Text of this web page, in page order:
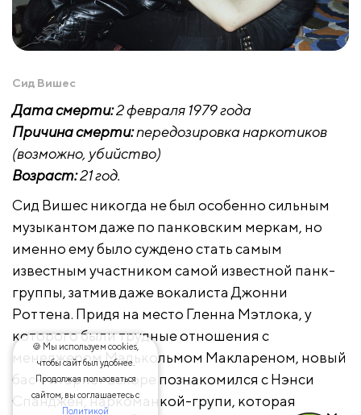
Сид Вишес
Дата смерти:2 февраля 1979 года
Причина смерти:передозировка наркотиков
(возможно, убийство)
Возраст:21 год.
Сид Вишес никогда не был особенно сильным
музыкантом даже по панковским меркам, но
именно ему было суждено стать самым
известным участником самой известной панк-
группы, затмив даже вокалиста Джонни
Роттена. Придя на место Гленна Мэтлока, у
которого были трудные отношения с
менеджером Малькольмом Маклареном, новый
бас-гитарист вскоре познакомился с Нэнси
Спанджен, наркоманкой-групи, которая
🍪 Мы используем cookies,
чтобы сайт был удобнее.
Продолжая пользоваться
сайтом, вы соглашаетесь с
Политикой